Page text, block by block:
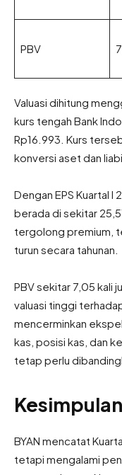
PBV
Valuasi dihitung
kurs tengah Bank
Rp16.993. Kurs
konversi aset dan
Dengan EPS Kuartal I
berada di sekitar
tergolong premium,
turun secara tahunan.
PBV sekitar 7,05 kali
valuasi tinggi
mencerminkan
kas, posisi kas, dan
tetap perlu
Kesimpulan
BYAN mencatat
tetapi mengalami